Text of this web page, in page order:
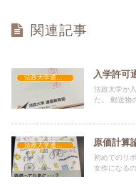
関連記事
入学許可
法政大学か
た。 郵送物
法政大学通信制 原価計算
初めてのリ
女作になる